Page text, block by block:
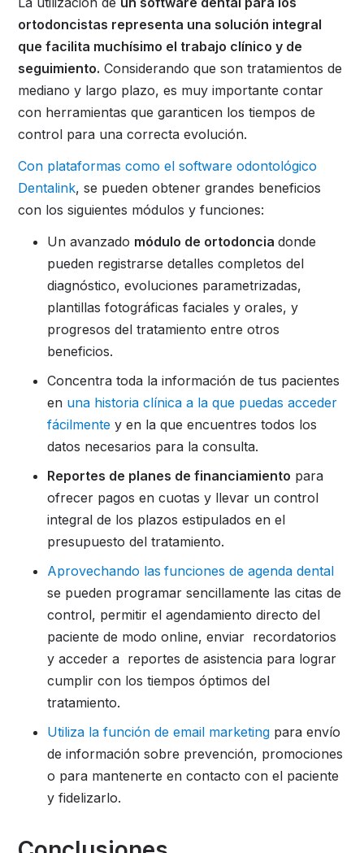
ortodoncistas representa una solución integral
que facilita muchísimo el trabajo clínico y de
seguimiento. Considerando que son tratamientos de
mediano y largo plazo, es muy importante contar
con herramientas que garanticen los tiempos de
control para una correcta evolución.
Con plataformas como el software odontológico
Dentalink, se pueden obtener grandes beneficios
con los siguientes módulos y funciones:
Un avanzado módulo de ortodonciadonde
pueden registrarse detalles completos del
diagnóstico, evoluciones parametrizadas,
plantillas fotográficas faciales y orales, y
progresos del tratamiento entre otros
beneficios.
Concentra toda la información de tus pacientes
en una historia clínica a la que puedas acceder
fácilmente y en la que encuentres todos los
datos necesarios para la consulta.
Reportes de planes de financiamiento para
ofrecer pagos en cuotas y llevar un control
integral de los plazos estipulados en el
presupuesto del tratamiento.
Aprovechando las funciones de agenda dental
se pueden programar sencillamente las citas de
control, permitir el agendamiento directo del
paciente de modo online, enviar recordatorios
y acceder a reportes de asistencia para lograr
cumplir con los tiempos óptimos del
tratamiento.
Utiliza la función de email marketing para envío
de información sobre prevención, promociones
o para mantenerte en contacto con el paciente
y fidelizarlo.